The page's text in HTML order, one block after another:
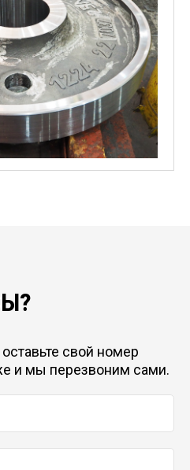
свой номер
и мы перезвоним сами.